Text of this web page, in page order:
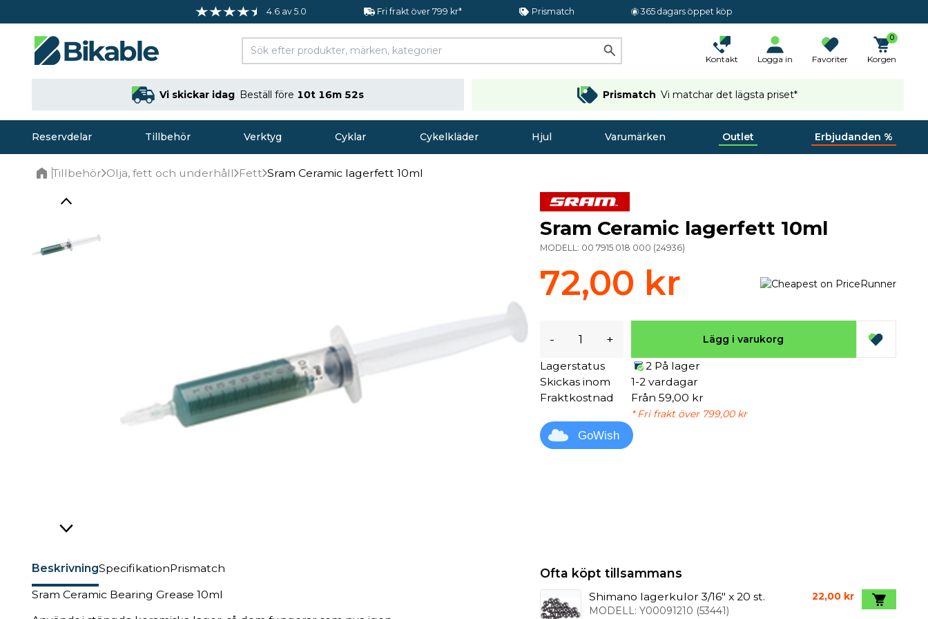
4.6 av 5.0 Fri frakt över 799 kr* Prismatch 365 dagars öppet köp
Kontakt Logga in Favoriter
0
Korgen
Vi skickar idag Beställ före 10t 16m 52s Prismatch Vi matchar det lägsta priset*
Reservdelar Tillbehör Verktyg Cyklar Cykelkläder Hjul Varumärken Outlet Erbjudanden %
Tillbehör Olja, fett och underhåll Fett Sram Ceramic lagerfett 10ml
BeskrivningSpecifikationPrismatch
Sram Ceramic Bearing Grease 10ml
Sram Ceramic lagerfett 10ml
MODELL: 00 7915 018 000 (24936)
72,00 kr
- + Lägg i varukorg
Lagerstatus
2 På lager
Skickas inom
1-2 vardagar
Fraktkostnad
Från 59,00 kr
* Fri frakt över 799,00 kr
GoWish
Ofta köpt tillsammans
Shimano lagerkulor 3/16" x 20 st.
MODELL: Y00091210 (53441)
22,00 kr